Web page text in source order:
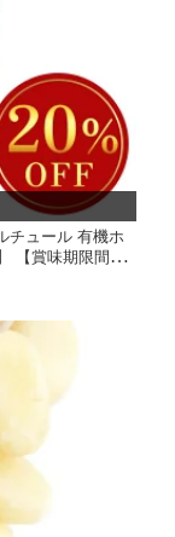
チュール 有機ホ
【賞味期限間近
は【2026/10/9】